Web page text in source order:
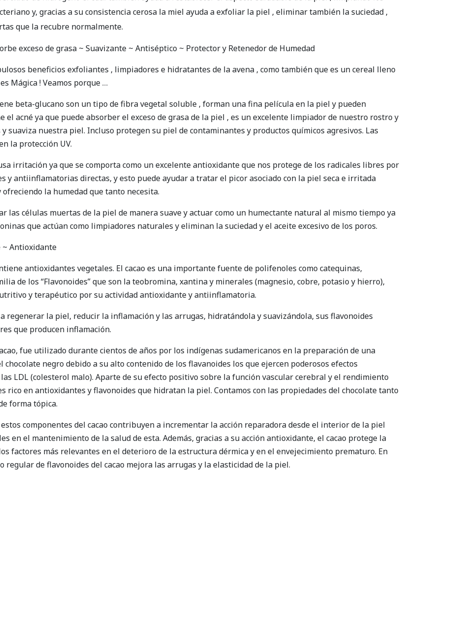
y, gracias a su consistencia cerosa la miel ayuda a exfoliar la piel , eliminar también la suciedad ,
que la recubre normalmente.
exceso de grasa ~ Suavizante ~ Antiséptico ~ Protector y Retenedor de Humedad
beneficios exfoliantes , limpiadores e hidratantes de la avena , como también que es un cereal lleno
Mágica ! Veamos porque …
beta-glucano son un tipo de fibra vegetal soluble , forman una fina película en la piel y pueden
acné ya que puede absorber el exceso de grasa de la piel , es un excelente limpiador de nuestro rostro y
suaviza nuestra piel. Incluso protegen su piel de contaminantes y productos químicos agresivos. Las
la protección UV.
irritación ya que se comporta como un excelente antioxidante que nos protege de los radicales libres por
y antiinflamatorias directas, y esto puede ayudar a tratar el picor asociado con la piel seca e irritada
la humedad que tanto necesita.
las células muertas de la piel de manera suave y actuar como un humectante natural al mismo tiempo ya
que actúan como limpiadores naturales y eliminan la suciedad y el aceite excesivo de los poros.
~ Antioxidante
antioxidantes vegetales. El cacao es una importante fuente de polifenoles como catequinas,
de los “Flavonoides” que son la teobromina, xantina y minerales (magnesio, cobre, potasio y hierro),
y terapéutico por su actividad antioxidante y antiinflamatoria.
regenerar la piel, reducir la inflamación y las arrugas, hidratándola y suavizándola, sus flavonoides
que producen inflamación.
fue utilizado durante cientos de años por los indígenas sudamericanos en la preparación de una
negro debido a su alto contenido de los flavanoides los que ejercen poderosos efectos
LDL (colesterol malo). Aparte de su efecto positivo sobre la función vascular cerebral y el rendimiento
rico en antioxidantes y flavonoides que hidratan la piel. Contamos con las propiedades del chocolate tanto
forma tópica.
componentes del cacao contribuyen a incrementar la acción reparadora desde el interior de la piel
en el mantenimiento de la salud de esta. Además, gracias a su acción antioxidante, el cacao protege la
factores más relevantes en el deterioro de la estructura dérmica y en el envejecimiento prematuro. En
regular de flavonoides del cacao mejora las arrugas y la elasticidad de la piel.